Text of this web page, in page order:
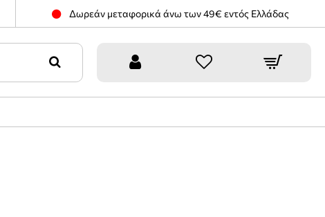
Δωρεάν μεταφορικά άνω των 49€ εντός Ελλάδας